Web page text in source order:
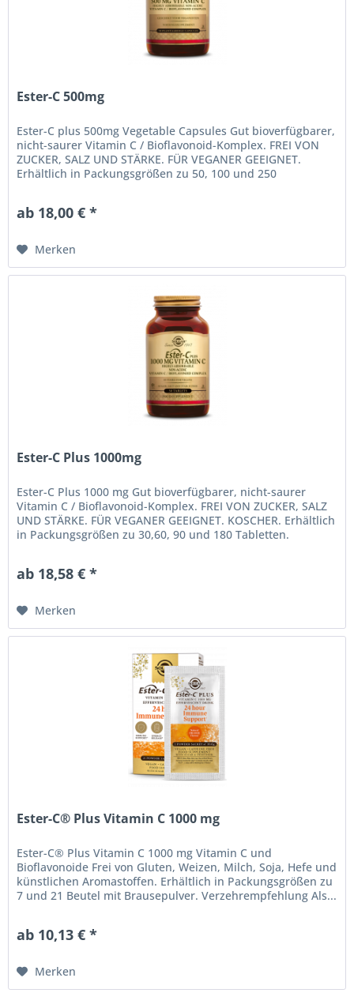
Ester-C 500mg
Ester-C plus 500mg Vegetable Capsules Gut bioverfügbarer,
nicht-saurer Vitamin C / Bioflavonoid-Komplex. FREI VON
ZUCKER, SALZ UND STÄRKE. FÜR VEGANER GEEIGNET.
Erhältlich in Packungsgrößen zu 50, 100 und 250
ab 18,00 € *
Merken
Ester-C Plus 1000mg
Ester-C Plus 1000 mg Gut bioverfügbarer, nicht-saurer
Vitamin C / Bioflavonoid-Komplex. FREI VON ZUCKER, SALZ
UND STÄRKE. FÜR VEGANER GEEIGNET. KOSCHER. Erhältlich
in Packungsgrößen zu 30,60, 90 und 180 Tabletten.
ab 18,58 € *
Merken
Ester-C® Plus Vitamin C 1000 mg
Ester-C® Plus Vitamin C 1000 mg Vitamin C und
Bioflavonoide Frei von Gluten, Weizen, Milch, Soja, Hefe und
künstlichen Aromastoffen. Erhältlich in Packungsgrößen zu
7 und 21 Beutel mit Brausepulver. Verzehrempfehlung Als...
ab 10,13 € *
Merken